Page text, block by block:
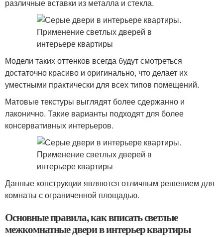
различные вставки из металла и стекла.
Модели таких оттенков всегда будут смотреться
достаточно красиво и оригинально, что делает их
уместными практически для всех типов помещений.
Матовые текстуры выглядят более сдержанно и
лаконично. Такие варианты подходят для более
консервативных интерьеров.
Данные конструкции являются отличным решением для
комнаты с ограниченной площадью.
Основные правила, как вписать светлые
межкомнатные двери в интерьер квартиры